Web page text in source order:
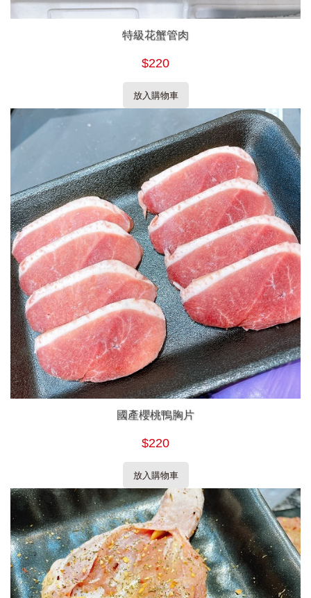
特級花蟹管肉
$220
放入購物車
國產櫻桃鴨胸片
$220
放入購物車